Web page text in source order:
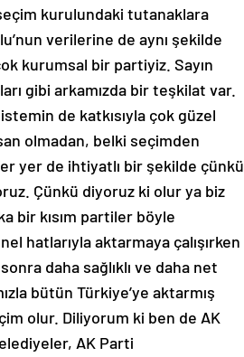
kurulundaki tutanaklara
verilerine de aynı şekilde
kurumsal bir partiyiz. Sayın
gibi arkamızda bir teşkilat var.
de katkısıyla çok güzel
olmadan, belki seçimden
yer de ihtiyatlı bir şekilde çünkü
Çünkü diyoruz ki olur ya biz
bir kısım partiler böyle
hatlarıyla aktarmaya çalışırken
daha sağlıklı ve daha net
bütün Türkiye’ye aktarmış
olur. Diliyorum ki ben de AK
AK Parti